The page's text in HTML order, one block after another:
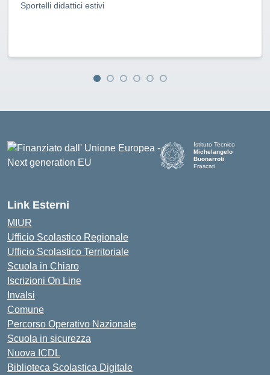
Sportelli didattici estivi
Istituto Tecnico
Michelangelo
Buonarroti
Frascati
Link Esterni
MIUR
Ufficio Scolastico Regionale
Ufficio Scolastico Territoriale
Scuola in Chiaro
Iscrizioni On Line
Invalsi
Comune
Percorso Operativo Nazionale
Scuola in sicurezza
Nuova ICDL
Biblioteca Scolastica Digitale